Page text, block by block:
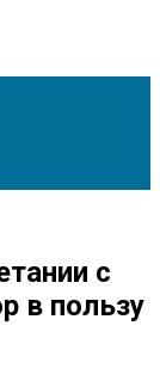
с
в пользу